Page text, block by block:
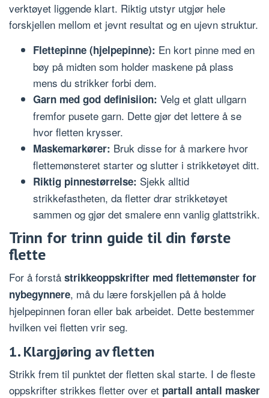
verktøyet liggende klart. Riktig utstyr utgjør hele
forskjellen mellom et jevnt resultat og en ujevn struktur.
Flettepinne (hjelpepinne): En kort pinne med en
bøy på midten som holder maskene på plass
mens du strikker forbi dem.
Garn med god definisiion: Velg et glatt ullgarn
fremfor pusete garn. Dette gjør det lettere å se
hvor fletten krysser.
Maskemarkører: Bruk disse for å markere hvor
flettemønsteret starter og slutter i strikketøyet ditt.
Riktig pinnestørrelse: Sjekk alltid
strikkefastheten, da fletter drar strikketøyet
sammen og gjør det smalere enn vanlig glattstrikk.
Trinn for trinn guide til din første
flette
For å forstå strikkeoppskrifter med flettemønster for
nybegynnere, må du lære forskjellen på å holde
hjelpepinnen foran eller bak arbeidet. Dette bestemmer
hvilken vei fletten vrir seg.
1. Klargjøring av fletten
Strikk frem til punktet der fletten skal starte. I de fleste
oppskrifter strikkes fletter over et partall antall masker